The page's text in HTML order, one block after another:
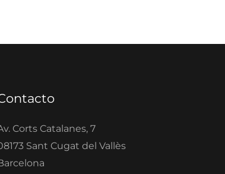
Corts Catalanes, 7
Sant Cugat del Vallès